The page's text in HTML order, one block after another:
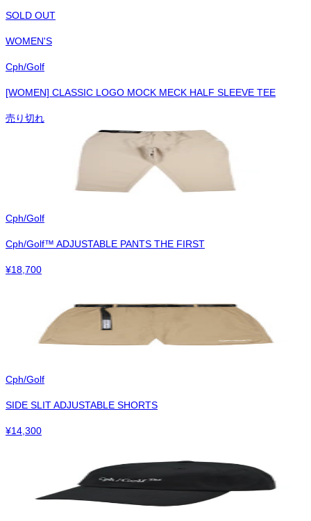
SOLD OUT
WOMEN'S
Cph/Golf
[WOMEN] CLASSIC LOGO MOCK MECK HALF SLEEVE TEE
売り切れ
Cph/Golf
Cph/Golf™︎ ADJUSTABLE PANTS THE FIRST
¥18,700
Cph/Golf
SIDE SLIT ADJUSTABLE SHORTS
¥14,300